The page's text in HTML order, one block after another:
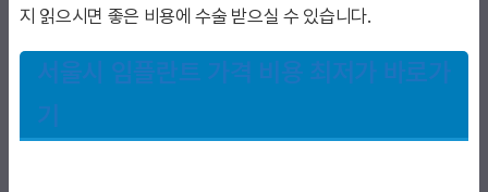
지 읽으시면 좋은 비용에 수술 받으실 수 있습니다.
서울시 임플란트 가격 비용 최저가 바로가
기